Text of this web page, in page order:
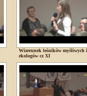
Wizerunek leśników myśliwych i
ekologów cz XI